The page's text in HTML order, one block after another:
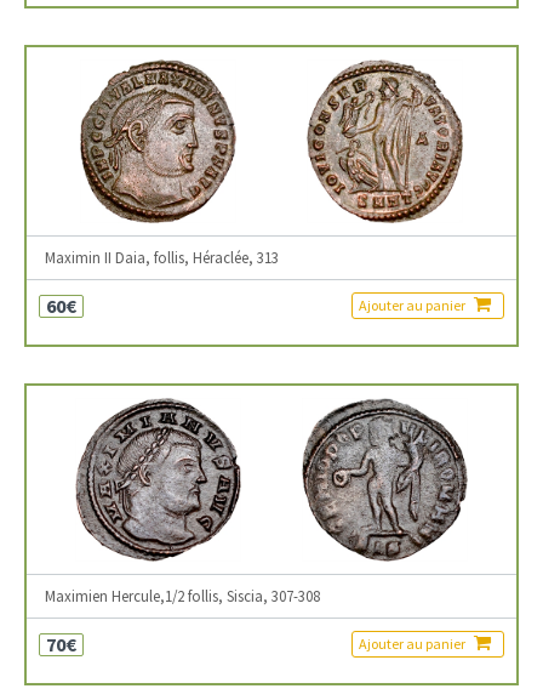
Maximin II Daia, follis, Héraclée, 313
60€ Ajouter au panier
Maximien Hercule,1/2 follis, Siscia, 307-308
70€ Ajouter au panier